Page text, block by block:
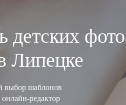
детских
Липецке
выбор шаблонов
редактор